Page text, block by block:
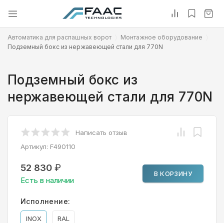
Автоматика для распашных ворот
Монтажное оборудование
Подземный бокс из нержавеющей стали для 770N
Подземный бокс из
нержавеющей стали для 770N
Написать отзыв
Артикул: F490110
52 830 ₽
Есть в наличии
В КОРЗИНУ
Исполнение:
INOX RAL